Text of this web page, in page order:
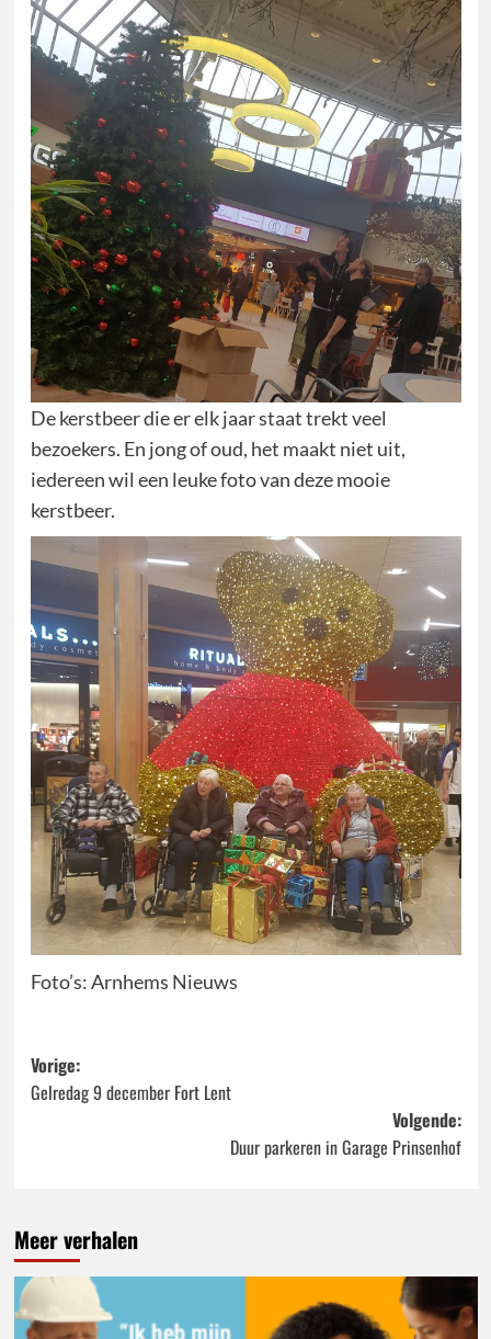
De kerstbeer die er elk jaar staat trekt veel
bezoekers. En jong of oud, het maakt niet uit,
iedereen wil een leuke foto van deze mooie
kerstbeer.
Foto’s: Arnhems Nieuws
Bericht
navigatie
Vorige:
Gelredag 9 december Fort Lent
Volgende:
Duur parkeren in Garage Prinsenhof
Meer verhalen